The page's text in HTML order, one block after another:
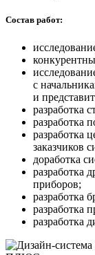
Состав работ:
с
и
разработка
разработка
разработка
заказчиков
доработка
разработка
приборов;
разработка
разработка
разработка